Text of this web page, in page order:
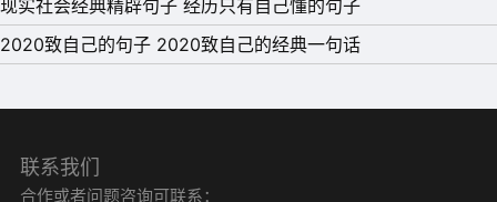
生活是公平的，要活出精彩，需要一颗奋进的心。风起时，
笑看落花;风停时，淡看天际。
12、生活就是一场修行，得到了磨砺，就变得坚强;有了离
失去，就会懂得拥有时的珍惜;经历了失意，就能学会从容
现实社会经典精辟句子 经历只有自己懂的句子
2020致自己的句子 2020致自己的经典一句话
联系我们
合作或者问题咨询可联系：